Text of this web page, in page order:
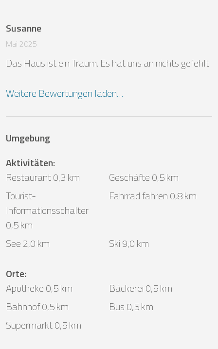
Susanne
Mai 2025
Das Haus ist ein Traum. Es hat uns an nichts gefehlt
Weitere Bewertungen laden…
Umgebung
Aktivitäten:
Restaurant 0,3 km
Geschäfte 0,5 km
Tourist-
Informationsschalter
0,5 km
Fahrrad fahren 0,8 km
See 2,0 km
Ski 9,0 km
Orte:
Apotheke 0,5 km
Bäckerei 0,5 km
Bahnhof 0,5 km
Bus 0,5 km
Supermarkt 0,5 km